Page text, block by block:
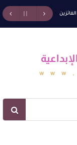
بجائزة “رواد العمل التطوعي 4”